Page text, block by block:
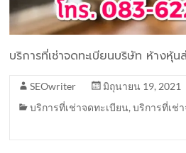
บริการที่เช่าจดทะเบียนบริษัท ห้างหุ้น
SEOwriter
มิถุนายน 19, 2021
บริการที่เช่าจดทะเบียน,บริการที่เช่